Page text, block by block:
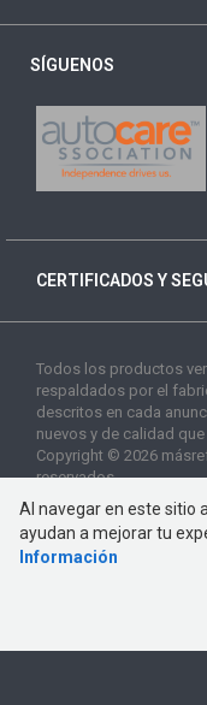
SÍGUENOS
CERTIFICADOS Y
Todos los productos
respaldados por el
descritos en cada
nuevos y de calidad
Copyright © 2026
reservados
Al navegar en este sitio
ayudan a mejorar tu
Información